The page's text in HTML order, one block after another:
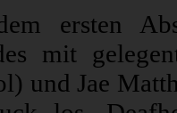
ersten
mit
und Jae